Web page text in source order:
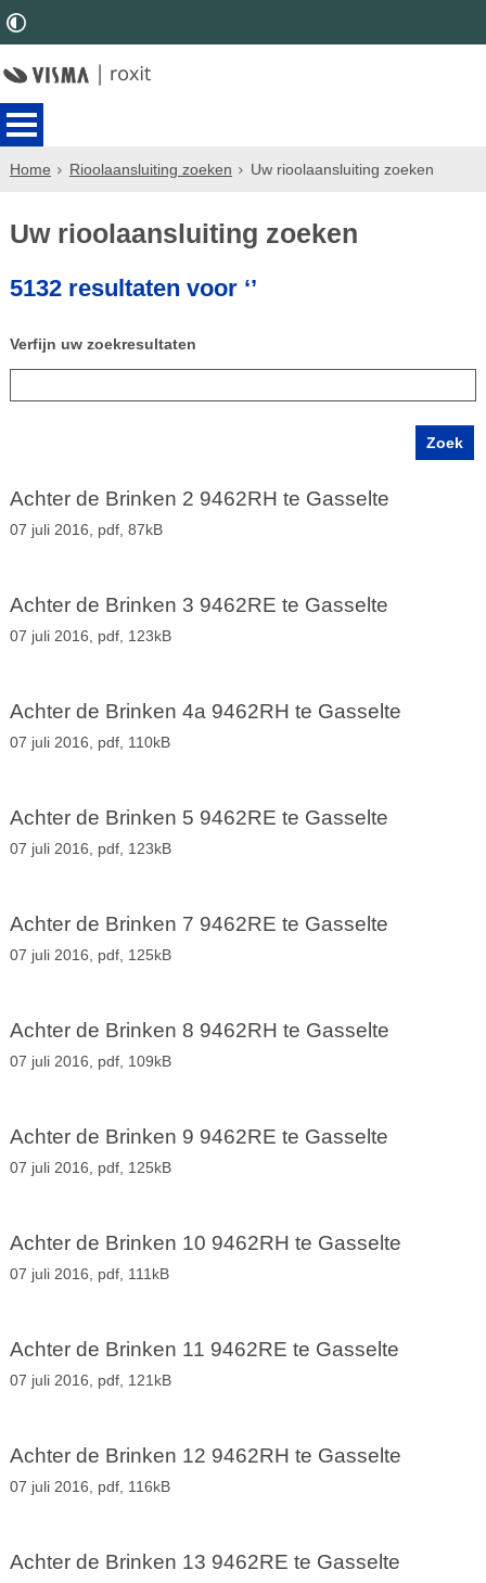
Home Rioolaansluiting zoeken Uw rioolaansluiting zoeken
Uw rioolaansluiting zoeken
5132 resultaten voor ‘’
Verfijn uw zoekresultaten
Achter de Brinken 2 9462RH te Gasselte
07 juli 2016, pdf, 87kB
Achter de Brinken 3 9462RE te Gasselte
07 juli 2016, pdf, 123kB
Achter de Brinken 4a 9462RH te Gasselte
07 juli 2016, pdf, 110kB
Achter de Brinken 5 9462RE te Gasselte
07 juli 2016, pdf, 123kB
Achter de Brinken 7 9462RE te Gasselte
07 juli 2016, pdf, 125kB
Achter de Brinken 8 9462RH te Gasselte
07 juli 2016, pdf, 109kB
Achter de Brinken 9 9462RE te Gasselte
07 juli 2016, pdf, 125kB
Achter de Brinken 10 9462RH te Gasselte
07 juli 2016, pdf, 111kB
Achter de Brinken 11 9462RE te Gasselte
07 juli 2016, pdf, 121kB
Achter de Brinken 12 9462RH te Gasselte
07 juli 2016, pdf, 116kB
Achter de Brinken 13 9462RE te Gasselte